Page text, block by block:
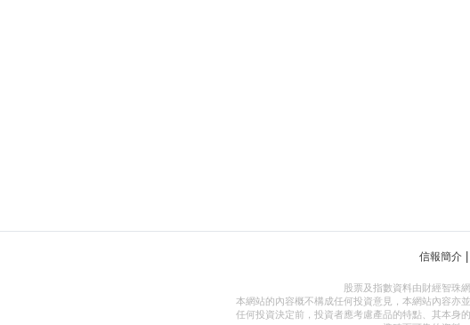
信報簡介
股票及指數資料由財經智珠
本網站的內容概不構成任何投資意見，本網站內容亦
任何投資決定前，投資者應考慮產品的特點、其本身